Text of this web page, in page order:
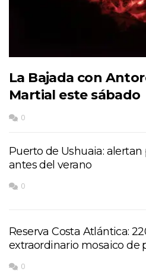
La Bajada con
Martial este sábado
0
Puerto de Ushuaia:
antes del verano
0
Reserva Costa Atlántica:
extraordinario mosaico de
0